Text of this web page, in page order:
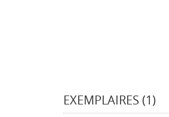
EXEMPLAIRES (1)